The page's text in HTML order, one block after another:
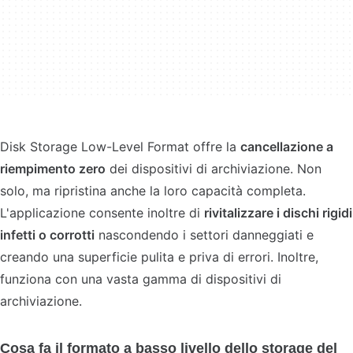
Disk Storage Low-Level Format offre la cancellazione a
riempimento zero dei dispositivi di archiviazione. Non
solo, ma ripristina anche la loro capacità completa.
L'applicazione consente inoltre di rivitalizzare i dischi rigidi
infetti o corrotti nascondendo i settori danneggiati e
creando una superficie pulita e priva di errori. Inoltre,
funziona con una vasta gamma di dispositivi di
archiviazione.
Cosa fa il formato a basso livello dello storage del